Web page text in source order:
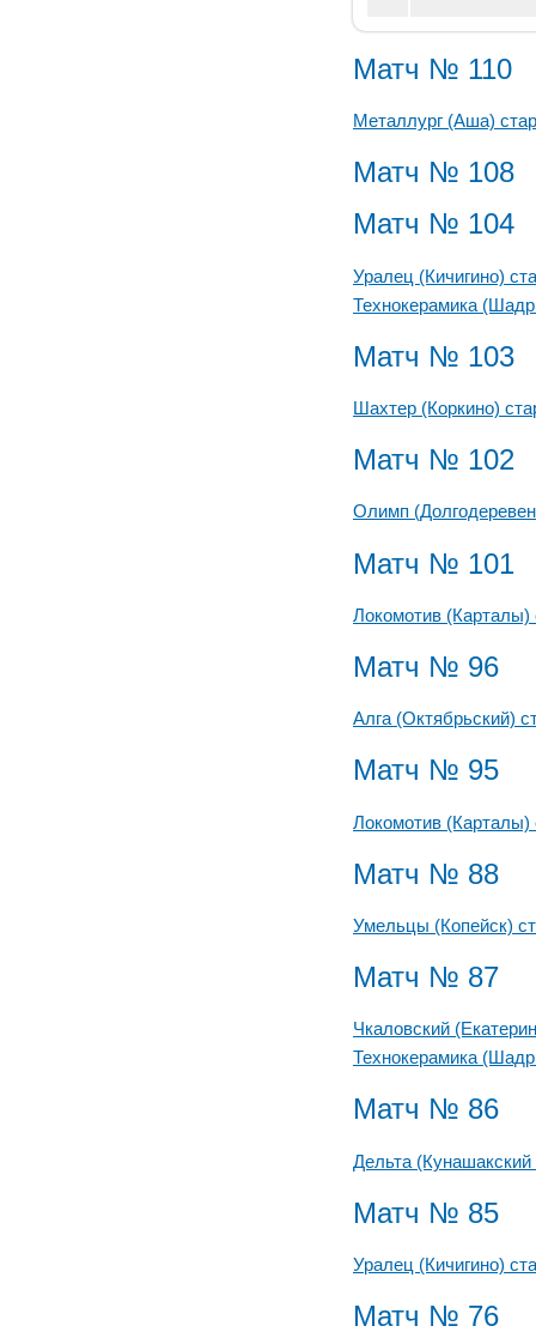
Матч № 110
Металлург (Аша)
Матч № 108
Матч № 104
Уралец (Кичигино)
Технокерамика
Матч № 103
Шахтер (Коркино)
Матч № 102
Олимп
Матч № 101
Локомотив (Карталы)
Матч № 96
Алга (Октябрьский)
Матч № 95
Локомотив (Карталы)
Матч № 88
Умельцы (Копейск)
Матч № 87
Чкаловский
Технокерамика
Матч № 86
Дельта
Матч № 85
Уралец (Кичигино)
Матч № 76